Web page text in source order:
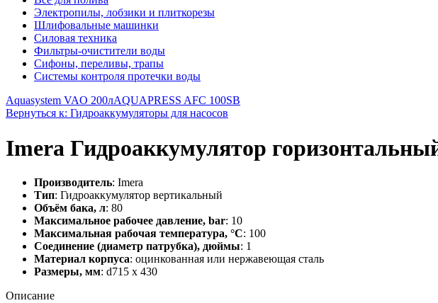
Электропилы, лобзики и плиткорезы
Шлифовальные машинки
Силовая техника
Фильтры-очистители воды
Сифоны, переливы, трапы
Системы контроля протечки воды
Aquasystem VAO 200лAQUAPRESS AFC 100SB
Вернуться к: Гидроаккумуляторы для насосов
Imera Гидроаккумулятор
Производитель: Imera
Тип: Гидроаккумулятор вертикальный
Объём бака, л: 80
Максимальное рабочее давление, bar: 10
Максимальная рабочая температура, °C: 100
Соединение (диаметр патрубка), дюймы: 1
Материал корпуса: оцинкованная или нержавеющая сталь
Размеры, мм: d715 х 430
Описание